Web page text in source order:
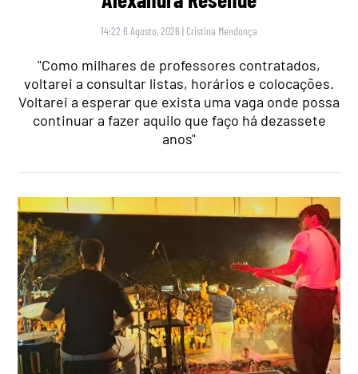
14:22 6 Agosto, 2026 | Cristina Mendonça
"Como milhares de professores contratados,
voltarei a consultar listas, horários e colocações.
Voltarei a esperar que exista uma vaga onde possa
continuar a fazer aquilo que faço há dezassete
anos"